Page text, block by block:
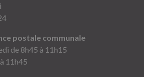
postale communale
de 8h45 à 11h15
11h45